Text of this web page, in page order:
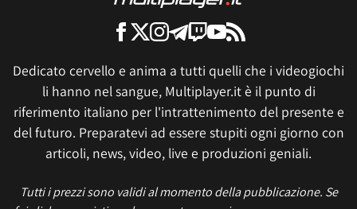
Dedicato cervello e anima a tutti quelli che i videogiochi
li hanno nel sangue, Multiplayer.it è il punto di
riferimento italiano per l'intrattenimento del presente e
del futuro. Preparatevi ad essere stupiti ogni giorno con
articoli, news, video, live e produzioni geniali.
Tutti i prezzi sono validi al momento della pubblicazione. Se